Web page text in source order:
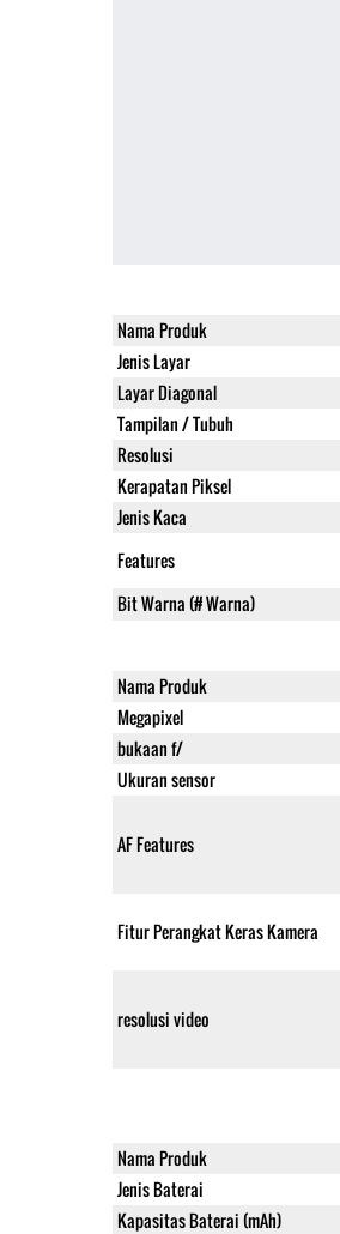
Nama Produk
Jenis Layar
Layar Diagonal
Tampilan / Tubuh
Resolusi
Kerapatan Piksel
Jenis Kaca
Features
Bit Warna (# Warna)
Nama Produk
Megapixel
bukaan f/
Ukuran sensor
AF Features
Fitur Perangkat Keras Kamera
resolusi video
Nama Produk
Jenis Baterai
Kapasitas Baterai (mAh)